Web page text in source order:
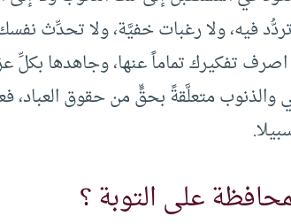
فيه، ولا رغبات خفيَّة، ولا تحدِّث
اصرف تفكيرك تماماً عنها، وجاهدها بكلِّ
والذنوب متعلَّقةً بحقٍّ من حقوق العباد،
على التوبة ؟